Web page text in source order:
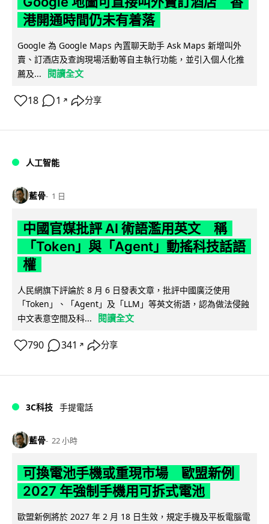
港開通時間仍未有着落
Google 為 Google Maps 內置聊天助手 Ask Maps 新增叫外
賣、訂酒店及查詢現場活動等自主執行功能，並引入個人化推
薦及...
閱讀全文
18 1 ↗ 分享
人工智能
藍骨 1 日
中國官媒批評 AI 術語濫用英文 稱
「Token」與「Agent」動搖科技話語
權
人民網旗下評論於 8 月 6 日發表文章，批評中國廣泛使用
「Token」、「Agent」及「LLM」等英文術語，認為做法侵蝕
中文表意空間及科...
閱讀全文
790 341 ↗ 分享
3C科技 手提電話
藍骨 22 小時
可換電池手機或重現市場 歐盟新例
2027 年強制手機用可拆式電池
歐盟新例將於 2027 年 2 月 18 日生效，規定手機及平板電腦電